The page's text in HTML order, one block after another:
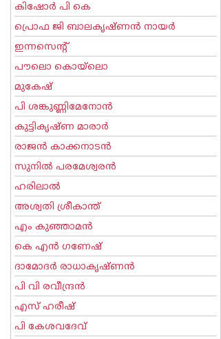
കിഷോർ പി കെ
പ്രൊഫ ജി ബാലകൃഷ്ണന്‍ നായര്‍
ഇന്നസെന്റ്‌
പൗലൊ കൊയ്ലൊ
മുകേഷ്
പി ശങ്കുണ്ണിമേനോന്‍
കുട്ടികൃഷ്ണ മാരാര്‍
രാജന്‍ കാക്കനാടന്‍
സുനില്‍ പരമേശ്വരന്‍
ഹരിലാല്‍
അശ്വതി ശ്രീകാന്ത്
എം കുഞ്ഞാമന്‍
കെ എന്‍ ഗണേഷ്
ദാമോദർ രാധാകൃഷ്ണൻ
പി വി രവീന്ദ്രന്‍
എസ് ഹരീഷ്
പി കേശവദേവ്‌